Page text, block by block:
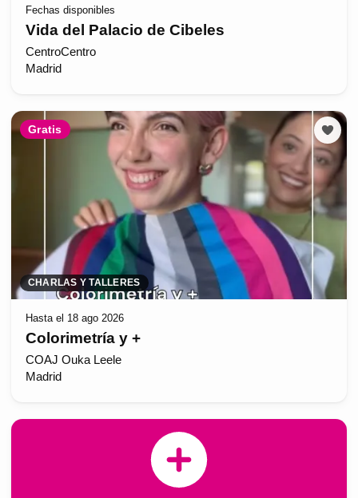
Fechas disponibles
Vida del Palacio de Cibeles
CentroCentro
Madrid
Gratis
CHARLAS Y TALLERES
Hasta el 18 ago 2026
Colorimetría y +
COAJ Ouka Leele
Madrid